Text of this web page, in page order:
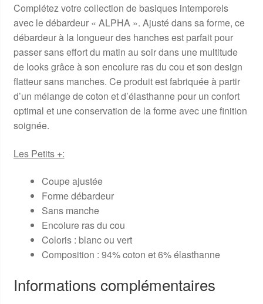
Complétez votre collection de basiques intemporels
avec le débardeur « ALPHA ». Ajusté dans sa forme, ce
débardeur à la longueur des hanches est parfait pour
passer sans effort du matin au soir dans une multitude
de looks grâce à son encolure ras du cou et son design
flatteur sans manches. Ce produit est fabriquée à partir
d’un mélange de coton et d’élasthanne pour un confort
optimal et une conservation de la forme avec une finition
soignée.
Les Petits +:
Coupe ajustée
Forme débardeur
Sans manche
Encolure ras du cou
Coloris : blanc ou vert
Composition : 94% coton et 6% élasthanne
Informations complémentaires